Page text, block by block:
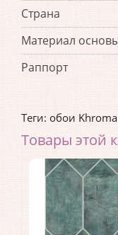
Страна
Материал
Раппорт
Теги: обои
Товары этой